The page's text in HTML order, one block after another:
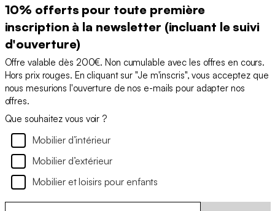
10% offerts pour toute première
inscription à la newsletter (incluant le suivi
d'ouverture)
Offre valable dès 200€. Non cumulable avec les offres en cours.
Hors prix rouges. En cliquant sur "Je m'inscris", vous acceptez que
nous mesurions l'ouverture de nos e-mails pour adapter nos
offres.
Que souhaitez vous voir ?
Mobilier d’intérieur
Mobilier d’extérieur
Mobilier et loisirs pour enfants